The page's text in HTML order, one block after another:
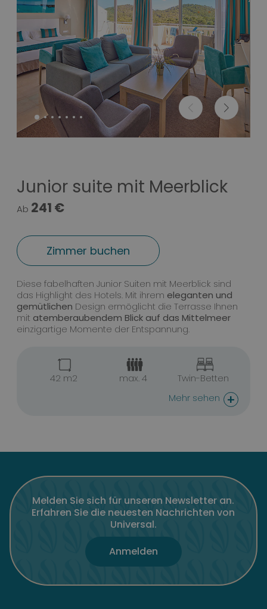
Junior suite mit Meerblick
Ab 241 €
Zimmer buchenJunior suite mit Meerblick
Diese fabelhaften Junior Suiten mit Meerblick sind
das Highlight des Hotels. Mit ihrem eleganten und
gemütlichen Design ermöglicht die Terrasse Ihnen
mit atemberaubendem Blick auf das Mittelmeer
einzigartige Momente der Entspannung.
42 m2 max. 4
Twin-Betten
Mehr sehen +
Melden Sie sich für unseren Newsletter an.
Erfahren Sie die neuesten Nachrichten von
Universal.
Anmelden